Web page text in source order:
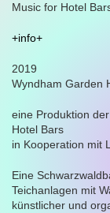
Music for Hotel
+info+
2019
Wyndham Garden
eine Produktion
Hotel Bars
in Kooperation mit
Eine
Teichanlagen mit
künstlicher und